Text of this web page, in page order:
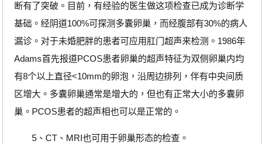
断有了突破。目前，有经验的医生做这项检查已成为诊断学
基础。经阴道100%可探测多囊卵巢，而经腹部有30%的病人
漏诊。对于未婚肥胖的患者可应用肛门超声来检测。1986年
Adams首先报道PCOS患者卵巢的超声特征为双侧卵巢内均
有8个以上直径<10mm的卵泡，沿周边排列，伴有中央间质
区增大。多囊卵巢通常是增大的，但也有正常大小的多囊卵
巢。PCOS患者的超声相也可以是正常的。
5、CT、MRI也可用于卵巢形态的检查。